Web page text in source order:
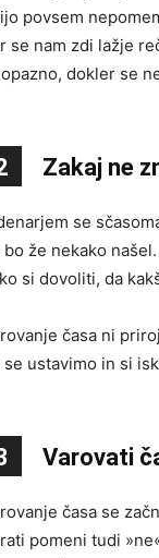
povsem
se nam zdi lažje
dokler se
Zakaj ne
se
bo že nekako
si dovoliti, da
časa ni
se ustavimo in si
Varovati
časa se
pomeni tudi